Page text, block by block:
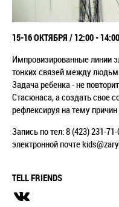
15-16 ОКТЯБРЯ / 12:00 -
Импровизированные линии
тонких связей между
Задача ребенка - не
Стасюнаса, а создать свое
рефлексируя на тему причин
Запись по тел: 8 (423) 231-
электронной почте
TELL FRIENDS